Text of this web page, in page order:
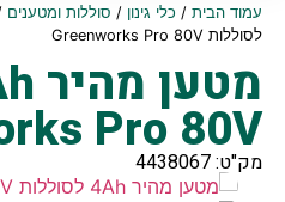
עמוד הבית/ כלי גינון / סוללות ומטענים
לסוללות Greenworks Pro 80V
Pro 80V
מק"ט: 4438067